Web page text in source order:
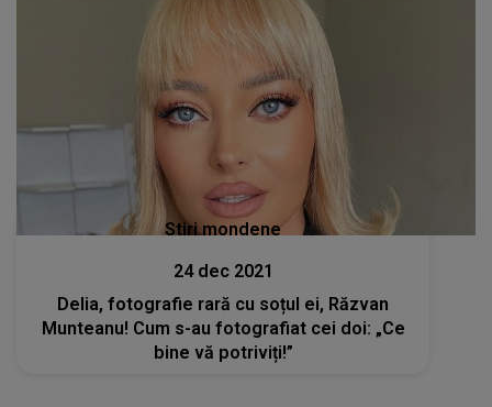
Stiri mondene
24 dec 2021
Delia, fotografie rară cu soțul ei, Răzvan
Munteanu! Cum s-au fotografiat cei doi: „Ce
bine vă potriviți!”